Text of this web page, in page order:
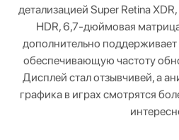
детализацией Super Retina
HDR, 6,7-дюймовая
дополнительно
обеспечивающую частоту
Дисплей стал отзывчивей, а
графика в играх смотрятся